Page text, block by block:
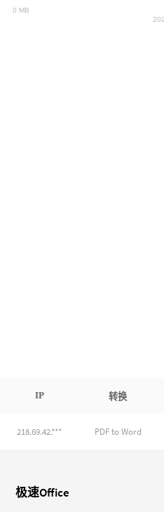
IP 转换
218.69.42.*** PDF to Word
极速Office